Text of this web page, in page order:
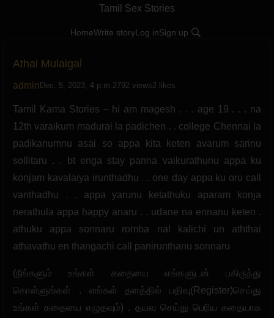
Tamil Sex Stories
HomeWrite storyLog inSign up
Athai Mulaigal
admin Dec. 5, 2023, 4 p.m. 2792 views2 likes
Tamil Kama Stories – hi am magesh . . . age 19 . . . na
12th varaikum madurai la padichen . . college Chennai la
padikanumnu asai so appa kita keten avarum sarinu
sollitaru . . bt enga stay panna vaikurathunu appa ku
konjam kavalaiya irunthadhu . . one day appa ku oru call
vanthadhu . . appa yarunu ketathuku aparam konja
nerathula appa happy anaru . . udane na ennanu keten .
athuku appa sonnaru romba nal kalichi un aththai
athavathu en thangachi call panirunthanu sonnaru
(நீங்களும் உங்கள் கதையை எங்களுடன் பகிருந்து
கொள்ளுங்கள் . எங்கள் தளத்தில் பதிவு(Register)செய்து
உங்கள் கதையை எழுதவும்) . தயவு செய்து பெரிய கதையாக